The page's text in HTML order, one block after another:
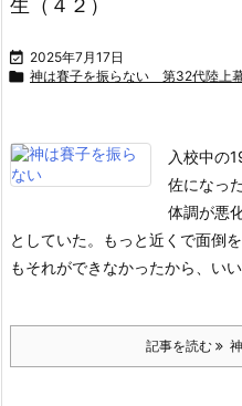
生（４２）
 2025年7月17日
 神は賽子を振らない 第32代陸上
入校中の
佐になっ
体調が悪
としていた。もっと近くで面倒
もそれができなかったから、い
記事を読む